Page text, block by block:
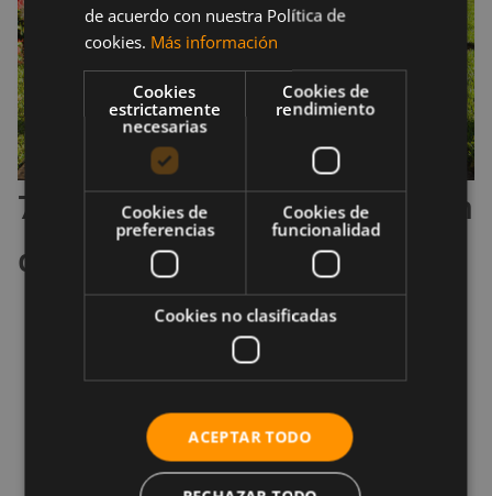
7. Plank lateral con elevación
de pierna
Coloca la banda alrededor de tus tobillos y
colócate en una posición de plank lateral,
descansando sobre tu antebrazo inferior.
Puedes apilar los pies uno encima del otro o
escalonar uno al frente para obtener más
de acuerdo con nuestra Política de
cookies. Más información
Cookies
estrictamente
necesarias
Cookies de
rendimiento
Cookies de
preferencias
Cookies de
funcionalidad
Cookies no clasificadas
ACEPTAR TODO